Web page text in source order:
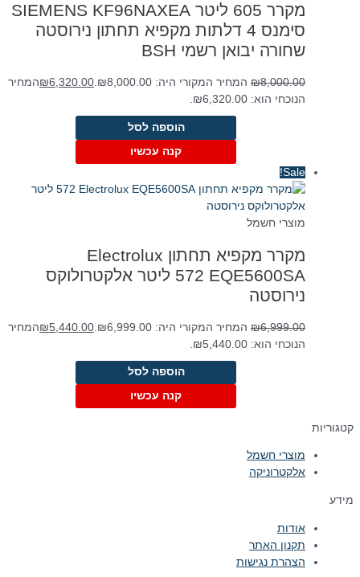
מקרר 605 ליטר SIEMENS KF96NAXEA
סימנס 4 דלתות מקפיא תחתון נירוסטה
שחורה יבואן רשמי BSH
₪8,000.00 המחיר המקורי היה: ₪8,000.00. ₪6,320.00
המחיר
הנוכחי הוא: ₪6,320.00.
הוספה לסל
קנה עכשיו
Sale!
מוצרי חשמל
מקרר ‏מקפיא תחתון Electrolux
EQE5600SA ‏572 ‏ליטר אלקטרולוקס
נירוסטה
₪6,999.00 המחיר המקורי היה: ₪6,999.00. ₪5,440.00
המחיר
הנוכחי הוא: ₪5,440.00.
הוספה לסל
קנה עכשיו
קטגוריות
מוצרי חשמל
אלקטרוניקה
מידע
אודות
תקנון האתר
הצהרת נגישות